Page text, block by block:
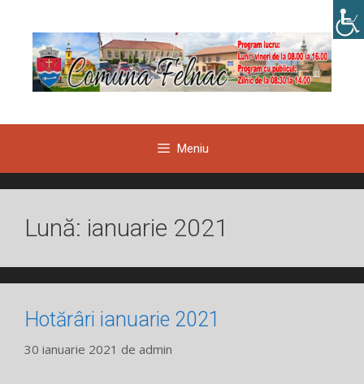
conținut
Meniu
Lună: ianuarie 2021
Hotărâri ianuarie 2021
30 ianuarie 2021 de admin